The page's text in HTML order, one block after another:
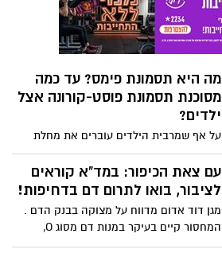
מאוחדת ב'רחובות ההולנדית'
מה היא תסמונת פימס? עד כמה
מסוכנת תסמונת פוסט-קורונה אצל
ילדים?
על אף שמרבית הילדים עוברים את מחלת
הקורונה בצורה קלה יחסית, נרשמה לאחרונה
עלייה במספר החולים המפתחים תסמונת
פימס- תסמונת רפואית לאחר שהבריאו
המצורף.
עם צאת הכיפור: במד"א קוראים
לציבור, בואו לתרום דם בדחיפות!
מגן דוד אדום מדווח על מצוקה בבנק הדם .
המחסור קיים בעיקר במנות דם מסוג O,
ובמנות דם עם Rh שלילי מכל הסוגים (-A-,